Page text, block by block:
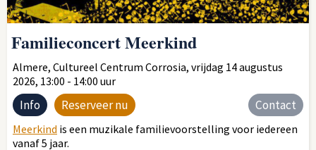
Familieconcert Meerkind
Almere, Cultureel Centrum Corrosia, vrijdag 14 augustus
2026, 13:00 - 14:00 uur
Info Reserveer nu Contact
Meerkind is een muzikale familievoorstelling voor iedereen
vanaf 5 jaar.